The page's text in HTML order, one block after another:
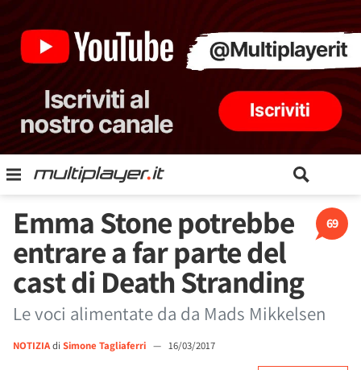
69
Emma Stone potrebbe
entrare a far parte del
cast di Death Stranding
Le voci alimentate da da Mads Mikkelsen
NOTIZIAdi Simone Tagliaferri — 16/03/2017